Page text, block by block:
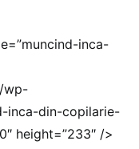
inca-
wp-
inca-din-copilarie-
height=”233″ />